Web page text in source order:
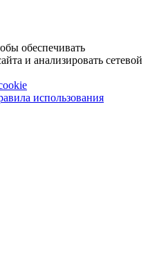
обеспечивать
и анализировать сетевой
использования